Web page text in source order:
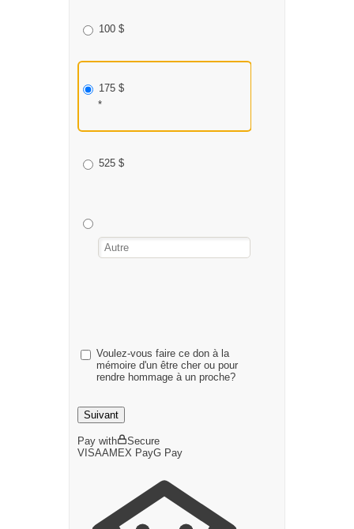
100 $
175 $
*
525 $
Voulez-vous faire ce don à la
mémoire d'un être cher ou pour
rendre hommage à un proche?
Suivant
Pay with
Secure
VISAAMEX PayG Pay